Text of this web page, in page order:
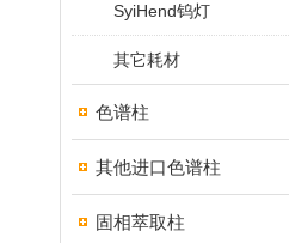
SyiHend钨灯
其它耗材
色谱柱
其他进口色谱柱
固相萃取柱